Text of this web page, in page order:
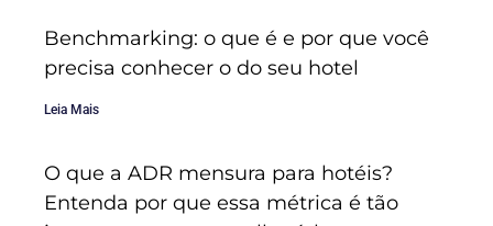
Benchmarking: o que é e por que você
precisa conhecer o do seu hotel
Leia Mais
O que a ADR mensura para hotéis?
Entenda por que essa métrica é tão